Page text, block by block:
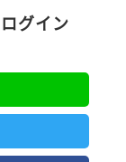
グイン